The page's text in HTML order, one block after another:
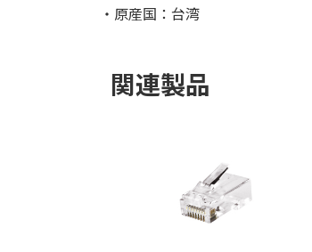
・原産国：台湾
関連製品